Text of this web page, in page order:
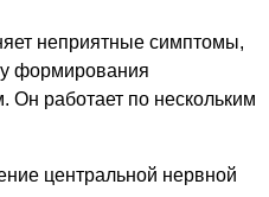
неприятные симптомы,
формирования
Он работает по нескольким
центральной нервной